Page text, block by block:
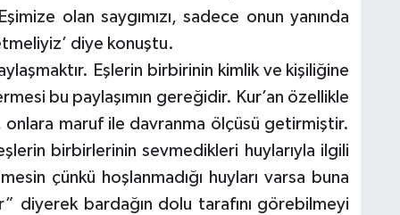
olan saygımızı, sadece onun yanında
diye konuştu.
Eşlerin birbirinin kimlik ve kişiliğine
bu paylaşımın gereğidir. Kur’an özellikle
onlara maruf ile davranma ölçüsü getirmiştir.
birbirlerinin sevmedikleri huylarıyla ilgili
çünkü hoşlanmadığı huyları varsa buna
diyerek bardağın dolu tarafını görebilmeyi